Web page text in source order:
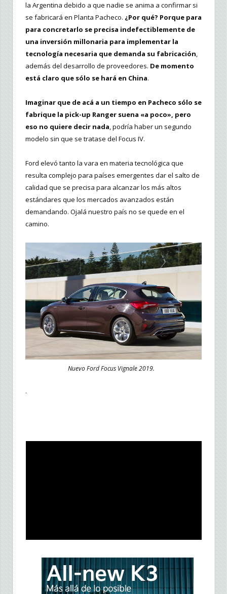
la Argentina debido a que nadie se anima a confirmar si
se fabricará en Planta Pacheco. ¿Por qué? Porque para
para concretarlo se precisa indefectiblemente de
una inversión millonaria para implementar la
tecnología necesaria que demanda su fabricación,
además del desarrollo de proveedores. De momento
está claro que sólo se hará en China.
Imaginar que de acá a un tiempo en Pacheco sólo se
fabrique la pick-up Ranger suena «a poco», pero
eso no quiere decir nada, podría haber un segundo
modelo sin que se tratase del Focus IV.
Ford elevó tanto la vara en materia tecnológica que
resulta complejo para países emergentes dar el salto de
calidad que se precisa para alcanzar los más altos
estándares que los mercados avanzados están
demandando. Ojalá nuestro país no se quede en el
camino.
Nuevo Ford Focus Vignale 2019.
.